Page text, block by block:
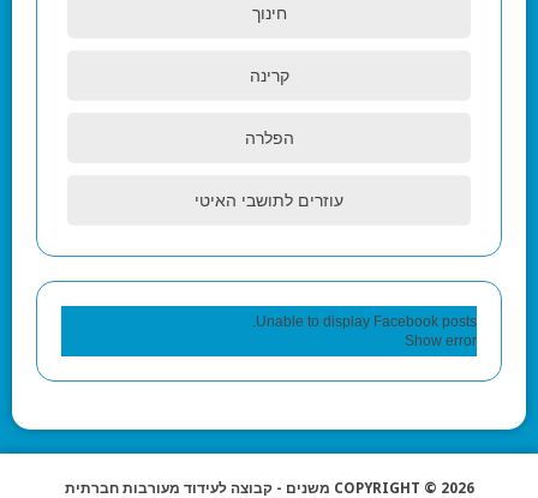
חינוך
קרינה
הפלרה
עוזרים לתושבי האיטי
Unable to display Facebook posts.
Show error
COPYRIGHT © 2026 משנים - קבוצה לעידוד מעורבות חברתית